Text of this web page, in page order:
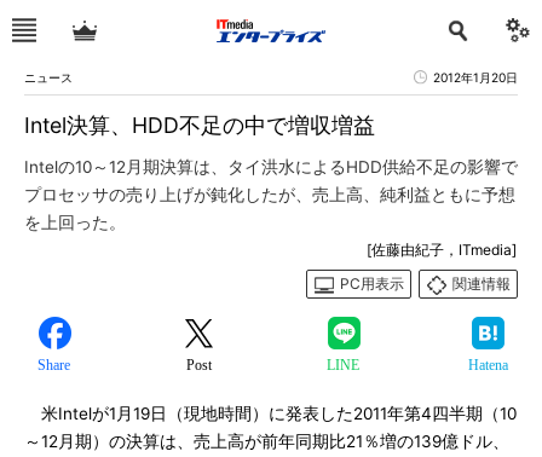
ニュース 2012年1月20日
Intel決算、HDD不足の中で増収増益
Intelの10～12月期決算は、タイ洪水によるHDD供給不足の影響で
プロセッサの売り上げが鈍化したが、売上高、純利益ともに予想
を上回った。
[佐藤由紀子，ITmedia]
PC用表示
関連情報
Share Post LINE Hatena
米Intelが1月19日（現地時間）に発表した2011年第4四半期（10
～12月期）の決算は、売上高が前年同期比21％増の139億ドル、